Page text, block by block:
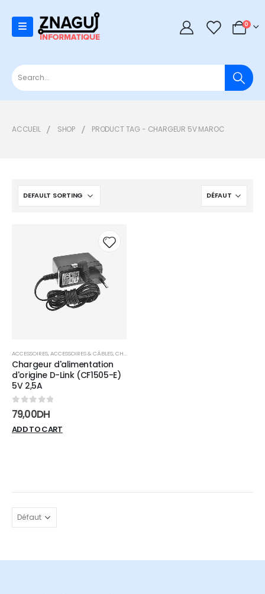
0 0
ACCUEIL SHOP PRODUCT TAG - CHARGEUR 5V MAROC
Add to
wishlist
ACCESSOIRES, ACCESSOIRES & CÂBLES,CHARGEURS
Chargeur d'alimentation
d'origine D-Link (CF1505-E)
5V 2,5A
0sur 5
79,00DH
ADD TO CART